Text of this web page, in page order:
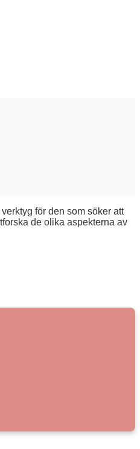
för den som söker att
de olika aspekterna av